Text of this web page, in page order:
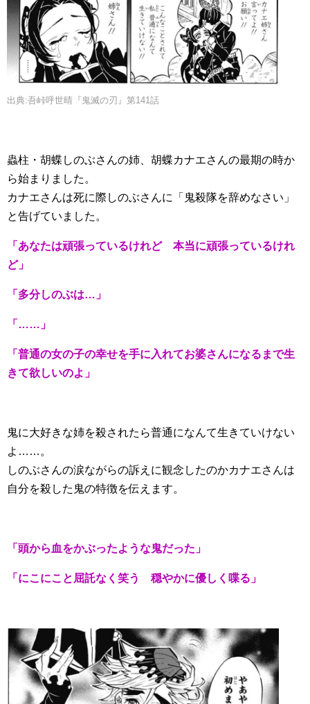
出典:吾峠呼世晴『鬼滅の刃』第141話
蟲柱・胡蝶しのぶさんの姉、胡蝶カナエさんの最期の時か
ら始まりました。
カナエさんは死に際しのぶさんに「鬼殺隊を辞めなさい」
と告げていました。
「あなたは頑張っているけれど 本当に頑張っているけれ
ど」
「多分しのぶは…」
「……」
「普通の女の子の幸せを手に入れてお婆さんになるまで生
きて欲しいのよ」
鬼に大好きな姉を殺されたら普通になんて生きていけない
よ……。
しのぶさんの涙ながらの訴えに観念したのかカナエさんは
自分を殺した鬼の特徴を伝えます。
「頭から血をかぶったような鬼だった」
「にこにこと屈託なく笑う 穏やかに優しく喋る」